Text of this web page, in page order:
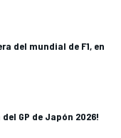
del mundial de F1, en
del GP de Japón 2026!